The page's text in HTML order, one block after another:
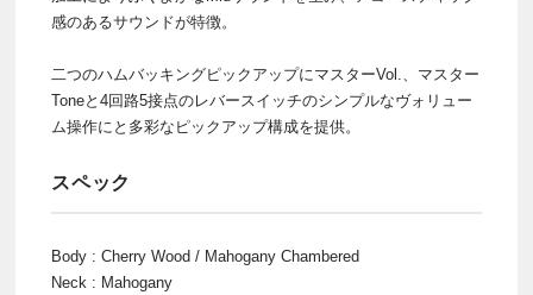
感のあるサウンドが特徴。
二つのハムバッキングピックアップにマスターVol.、マスター
Toneと4回路5接点のレバースイッチのシンプルなヴォリュー
ム操作にと多彩なピックアップ構成を提供。
スペック
Body : Cherry Wood / Mahogany Chambered
Neck : Mahogany